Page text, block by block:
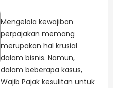
Mengelola kewajiban
perpajakan memang
merupakan hal krusial
dalam bisnis. Namun,
dalam beberapa kasus,
Wajib Pajak kesulitan untuk